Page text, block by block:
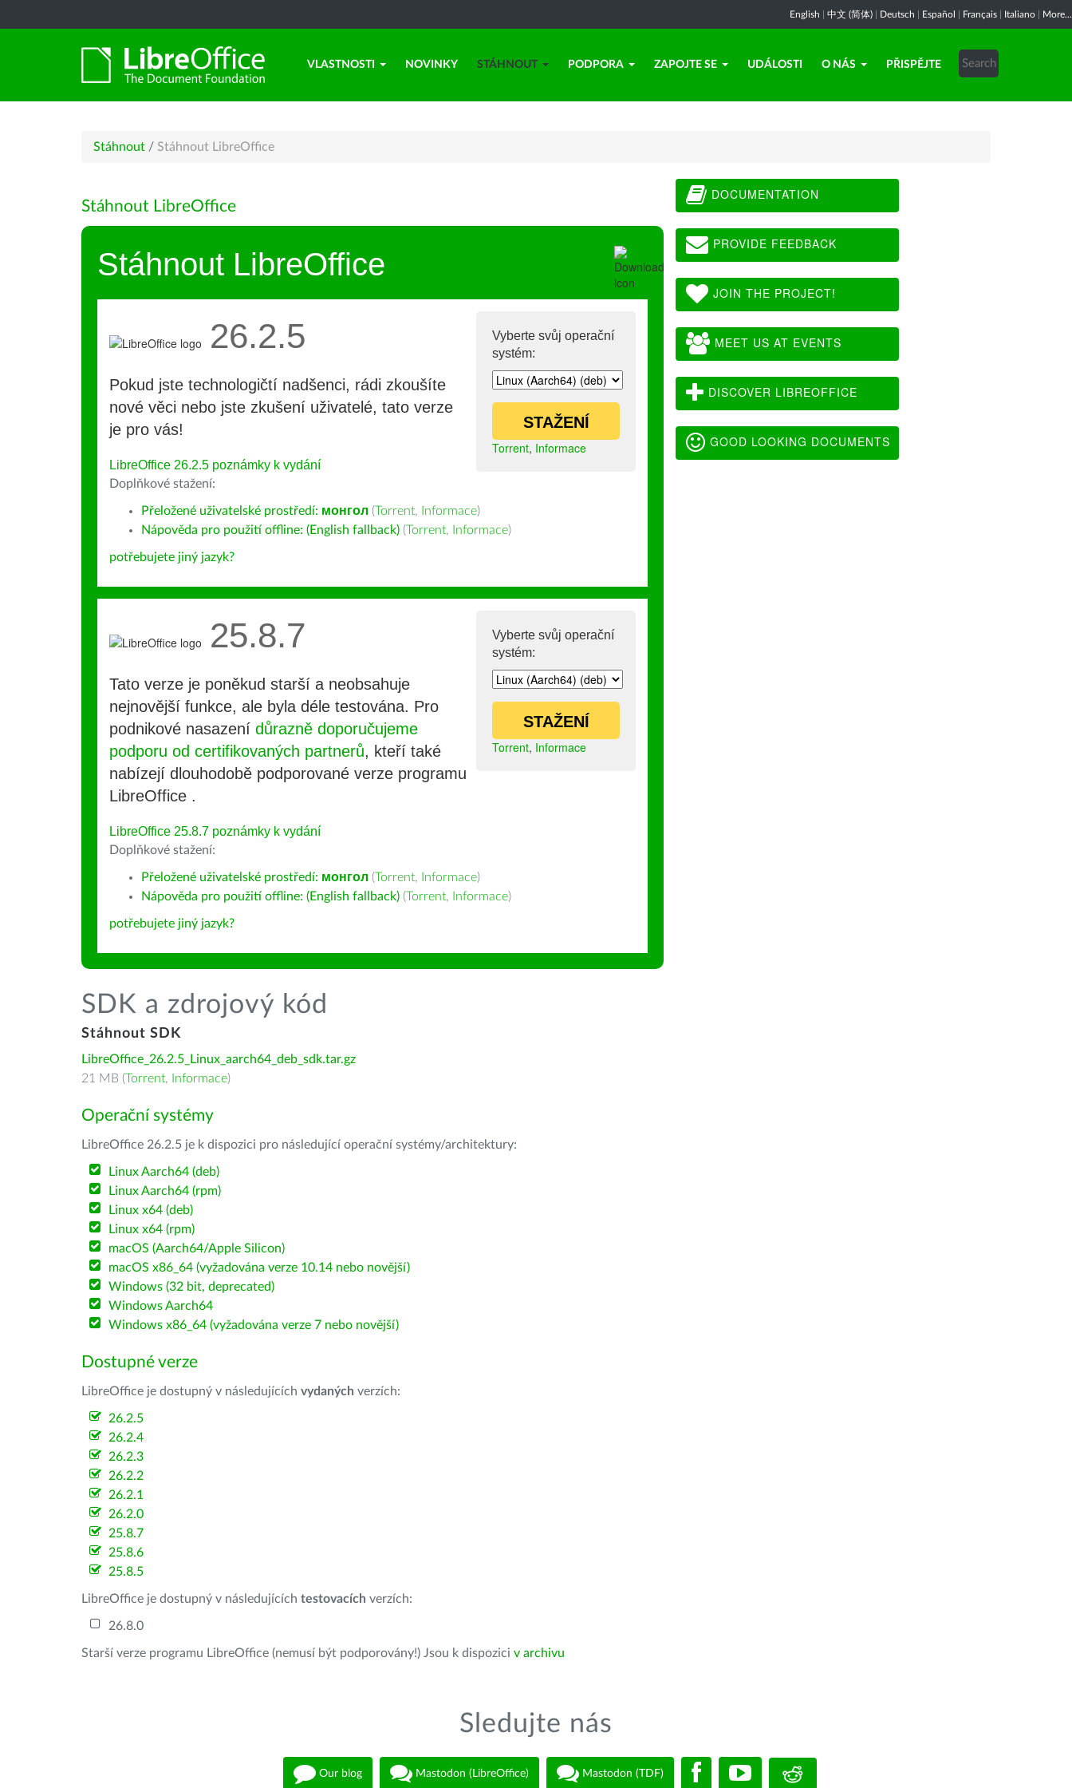
English 中文 (简体) Deutsch Español Français Italiano More...
VLASTNOSTI NOVINKY STÁHNOUT PODPORA ZAPOJTE SE UDÁLOSTI O NÁS PŘISPĚJTE
Stáhnout / Stáhnout LibreOffice
Stáhnout LibreOffice
Stáhnout LibreOffice
Vyberte svůj operační
systém:
STAŽENÍ
Torrent, Informace
26.2.5
Pokud jste technologičtí nadšenci, rádi zkoušíte
nové věci nebo jste zkušení uživatelé, tato verze
je pro vás!
LibreOffice 26.2.5 poznámky k vydání
Doplňkové stažení:
Přeložené uživatelské prostředí: монгол (Torrent, Informace)
Nápověda pro použití offline: (English fallback) (Torrent, Informace)
potřebujete jiný jazyk?
Vyberte svůj operační
systém:
STAŽENÍ
Torrent, Informace
25.8.7
Tato verze je poněkud starší a neobsahuje
nejnovější funkce, ale byla déle testována. Pro
podnikové nasazení důrazně doporučujeme
podporu od certifikovaných partnerů, kteří také
nabízejí dlouhodobě podporované verze programu
LibreOffice .
LibreOffice 25.8.7 poznámky k vydání
Doplňkové stažení:
Přeložené uživatelské prostředí: монгол (Torrent, Informace)
Nápověda pro použití offline: (English fallback) (Torrent, Informace)
potřebujete jiný jazyk?
SDK a zdrojový kód
Stáhnout SDK
LibreOffice_26.2.5_Linux_aarch64_deb_sdk.tar.gz
21 MB (Torrent, Informace)
Operační systémy
LibreOffice 26.2.5 je k dispozici pro následující operační systémy/architektury:
Linux Aarch64 (deb)
Linux Aarch64 (rpm)
Linux x64 (deb)
Linux x64 (rpm)
macOS (Aarch64/Apple Silicon)
macOS x86_64 (vyžadována verze 10.14 nebo novější)
Windows (32 bit, deprecated)
Windows Aarch64
Windows x86_64 (vyžadována verze 7 nebo novější)
Dostupné verze
LibreOffice je dostupný v následujících vydaných verzích:
26.2.5
26.2.4
26.2.3
26.2.2
26.2.1
26.2.0
25.8.7
25.8.6
25.8.5
LibreOffice je dostupný v následujících testovacích verzích:
26.8.0
Starší verze programu LibreOffice (nemusí být podporovány!) Jsou k dispozici v archivu
DOCUMENTATION
PROVIDE FEEDBACK
JOIN THE PROJECT!
MEET US AT EVENTS
DISCOVER LIBREOFFICE
GOOD LOOKING DOCUMENTS
Sledujte nás
Our blog Mastodon (LibreOffice) Mastodon (TDF)